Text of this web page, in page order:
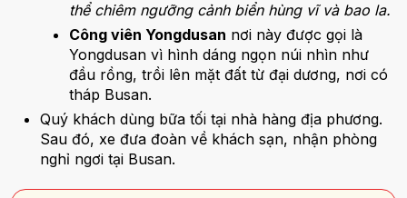
thể chiêm ngưỡng cảnh biển hùng vĩ và bao la.
Công viên Yongdusan nơi này được gọi là
Yongdusan vì hình dáng ngọn núi nhìn như
đầu rồng, trồi lên mặt đất từ đại dương, nơi có
tháp Busan.
Quý khách dùng bữa tối tại nhà hàng địa phương.
Sau đó, xe đưa đoàn về khách sạn, nhận phòng
nghỉ ngơi tại Busan.